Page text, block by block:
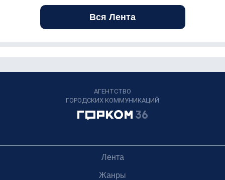
Вся Лента
АГЕНТСТВО
ГОРОДСКИХ КОММУНИКАЦИЙ
Лента
Жанры